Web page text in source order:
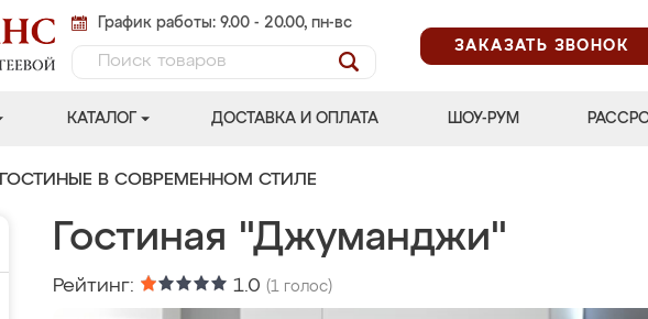
График работы: 9.00 - 20.00, пн-вс
ЗАКАЗАТЬ ЗВОНОК
КАТАЛОГ ДОСТАВКА И ОПЛАТА ШОУ-РУМ
ГОСТИНЫЕ В СОВРЕМЕННОМ СТИЛЕ
Гостиная "Джуманджи"
Рейтинг: 1.0 (1 голос)